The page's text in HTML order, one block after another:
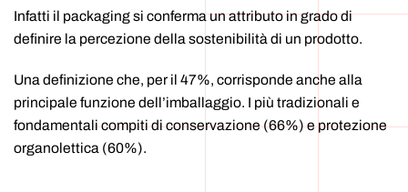
Infatti il packaging si conferma un attributo in grado di
definire la percezione della sostenibilità di un prodotto.
Una definizione che, per il 47%, corrisponde anche alla
principale funzione dell’imballaggio. I più tradizionali e
fondamentali compiti di conservazione (66%) e protezione
organolettica (60%).